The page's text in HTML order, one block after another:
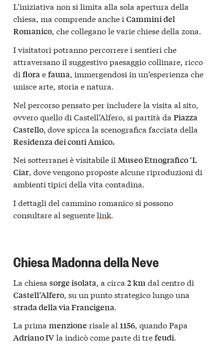
L’iniziativa non si limita alla sola apertura della
chiesa, ma comprende anche i Cammini del
Romanico, che collegano le varie chiese della zona.
I visitatori potranno percorrere i sentieri che
attraversano il suggestivo paesaggio collinare, ricco
di floraefauna, immergendosi in un’esperienza che
unisce arte, storia e natura.
Nel percorso pensato per includere la visita al sito,
ovvero quello di Castell’Alfero, si partità da Piazza
Castello,dove spicca la scenografica facciata della
Residenza dei conti Amico.
Nei sotterranei è visitabile il Museo Etnografico ‘L
Ciar, dove vengono proposte alcune riproduzioni di
ambienti tipici della vita contadina.
I dettagli del cammino romanico si possono
consultare al seguentelink.
Chiesa Madonna della Neve
La chiesa sorge isolata , a circa 2 km dal centro di
Castell’Alfero , su un punto strategico lungo una
strada della via Francigena
La prima menzione risale al 1156, quando Papa
Adriano IVla indicò come parte di trefeudi.